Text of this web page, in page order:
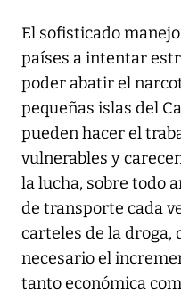
El sofisticado
países a intentar
poder abatir el
pequeñas islas del
pueden hacer el
vulnerables y
la lucha, sobre todo
de transporte cada
carteles de la droga,
necesario el
tanto económica